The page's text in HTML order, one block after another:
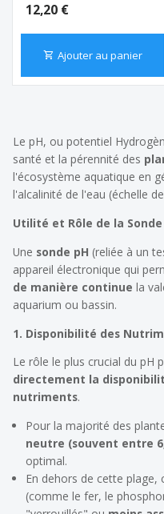
12,20 €
Ajouter au panier
Le pH, ou potentiel
santé et la pérennité des
l'écosystème aquatique en
l'alcalinité de l'eau (échelle
Utilité et Rôle de la Sonde
Une sonde pH (reliée à un
appareil électronique qui
de manière continue la
aquarium ou bassin.
1. Disponibilité des
Le rôle le plus crucial du pH
directement la
nutriments.
Pour la majorité des
neutre (souvent entre
optimal.
En dehors de cette plage,
(comme le fer, le